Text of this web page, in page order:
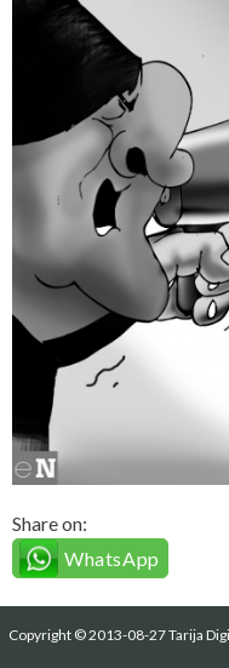
Share on:
WhatsApp
Copyright © 2013-08-27 Tarija